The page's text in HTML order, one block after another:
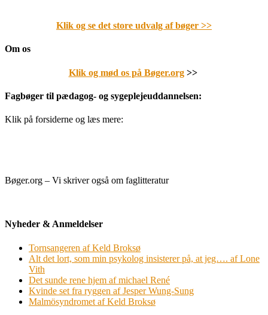
Klik og se det store udvalg af bøger >>
Om os
Klik og mød os på Bøger.org>>
Fagbøger til pædagog- og sygeplejeuddannelsen:
Klik på forsiderne og læs mere:
Bøger.org – Vi skriver også om faglitteratur
Nyheder & Anmeldelser
Tornsangeren af Keld Broksø
Alt det lort, som min psykolog insisterer på, at jeg…. af Lone
Vith
Det sunde rene hjem af michael René
Kvinde set fra ryggen af Jesper Wung-Sung
Malmösyndromet af Keld Broksø